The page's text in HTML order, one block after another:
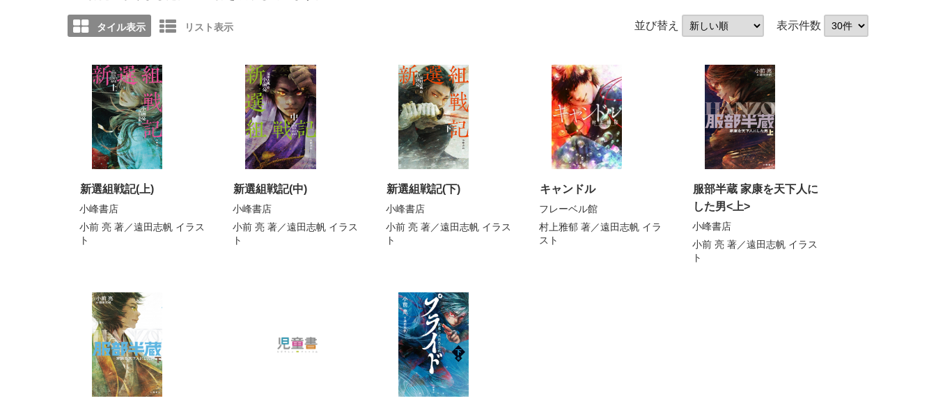
タイル表示 リスト表示 並び替え 表示件数
新選組戦記(上)
小峰書店
小前 亮 著／遠田志帆 イラス
ト
新選組戦記(中)
小峰書店
小前 亮 著／遠田志帆 イラス
ト
新選組戦記(下)
小峰書店
小前 亮 著／遠田志帆 イラス
ト
キャンドル
フレーベル館
村上雅郁 著／遠田志帆 イラ
スト
服部半蔵 家康を天下人に
した男<上>
小峰書店
小前 亮 著／遠田志帆 イラス
ト